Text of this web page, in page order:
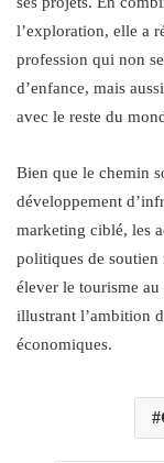
l’exploration, elle a
profession qui non
d’enfance, mais
avec le reste du
Bien que le chemin
développement
marketing ciblé, les
politiques de soutien
élever le tourisme au
illustrant l’ambition
économiques.